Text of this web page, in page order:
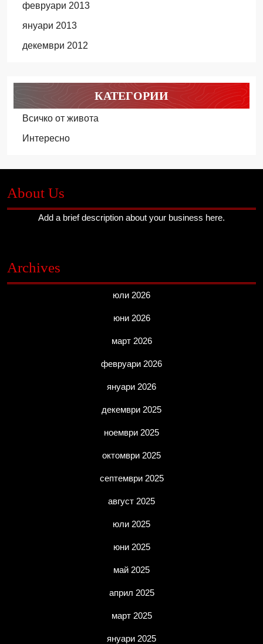
февруари 2013
януари 2013
декември 2012
КАТЕГОРИИ
Всичко от живота
Интересно
About Us
Add a brief description about your business here.
Archives
юли 2026
юни 2026
март 2026
февруари 2026
януари 2026
декември 2025
ноември 2025
октомври 2025
септември 2025
август 2025
юли 2025
юни 2025
май 2025
април 2025
март 2025
януари 2025